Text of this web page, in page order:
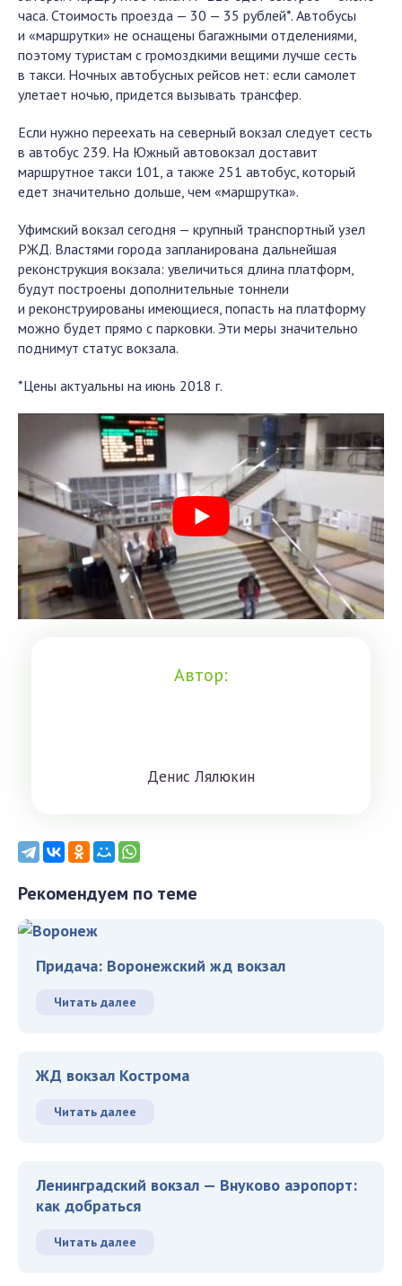
часа. Стоимость проезда — 30 — 35 рублей*. Автобусы
и «маршрутки» не оснащены багажными отделениями,
поэтому туристам с громоздкими вещими лучше сесть
в такси. Ночных автобусных рейсов нет: если самолет
улетает ночью, придется вызывать трансфер.
Если нужно переехать на северный вокзал следует сесть
в автобус 239. На Южный автовокзал доставит
маршрутное такси 101, а также 251 автобус, который
едет значительно дольше, чем «маршрутка».
Уфимский вокзал сегодня — крупный транспортный узел
РЖД. Властями города запланирована дальнейшая
реконструкция вокзала: увеличиться длина платформ,
будут построены дополнительные тоннели
и реконструированы имеющиеся, попасть на платформу
можно будет прямо с парковки. Эти меры значительно
поднимут статус вокзала.
*Цены актуальны на июнь 2018 г.
Автор:
Дeниc Лялюкин
Рекомендуем по теме
Придача: Воронежский жд вокзал
Читать далее
ЖД вокзал Кострома
Читать далее
Ленинградский вокзал — Внуково аэропорт:
как добраться
Читать далее